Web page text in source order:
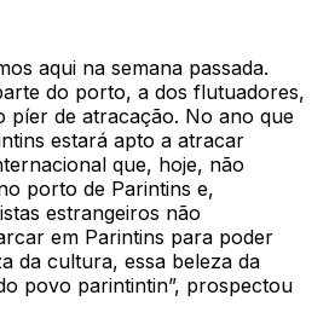
aqui na semana passada.
do porto, a dos flutuadores,
píer de atracação. No ano que
estará apto a atracar
que, hoje, não
porto de Parintins e,
estrangeiros não
em Parintins para poder
da cultura, essa beleza da
povo parintintin”, prospectou